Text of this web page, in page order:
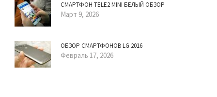
СМАРТФОН TELE2 MINI БЕЛЫЙ ОБЗОР
Март 9, 2026
ОБЗОР СМАРТФОНОВ LG 2016
Февраль 17, 2026